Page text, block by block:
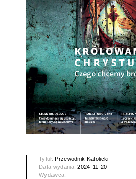
Tytuł:Przewodnik Katolicki
Data wydania:2024-11-20
Wydawca: